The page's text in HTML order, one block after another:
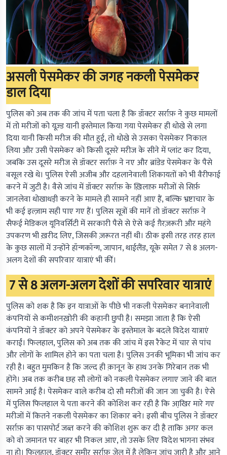
असली पेसमेकर की जगह नकली पेसमेकर
डाल दिया
पुलिस को अब तक की जांच में पता चला है कि डॉक्टर सर्राफ़ ने कुछ मामलों
में तो मरीजों को यूज़्ड यानी इस्तेमाल किया गया पेसमेकर ही धोखे से लगा
दिया यानी किसी मरीज की मौत हुई, तो धोखे से उसका पेसमेकर निकाल
लिया और उसी पेसमेकर को किसी दूसरे मरीज के सीने में प्लांट कर दिया,
जबकि उस दूसरे मरीज से डॉक्टर सर्राफ़ ने नए और ब्रांडेड पेसमेकर के पैसे
वसूल रखे थे। पुलिस ऐसी अजीब और दहलानेवाली शिकायतों को भी वैरीफाई
करने में जुटी है। वैसे जांच में डॉक्टर सर्राफ़ के ख़िलाफ़ मरीजों से सिर्फ़
जानलेवा धोखाधड़ी करने के मामले ही सामने नहीं आए हैं, बल्कि भ्रष्टाचार के
भी कई इल्ज़ाम सही पाए गए हैं। पुलिस सूत्रों की मानें तो डॉक्टर सर्राफ़ ने
सैफई मेडिकल यूनिवर्सिटी में सरकारी पैसे से ऐसे कई ग़ैरज़रूरी और महंगे
उपकरण भी ख़रीद लिए, जिसकी ज़रूरत नहीं थी। ठीक इसी तरह तरह हाल
के कुछ सालों में उन्होंने हॉन्गकॉन्ग, जापान, थाईलैंड, यूके समेत 7 से 8 अलग-
अलग देशों की सपरिवार यात्राएं भी कीं।
7 से 8 अलग-अलग देशों की सपरिवार यात्राएं
पुलिस को शक है कि इन यात्राओं के पीछे भी नकली पेसमेकर बनानेवाली
कंपनियों से कमीशनख़ोरी की कहानी छुपी है। समझा जाता है कि ऐसी
कंपनियों ने डॉक्टर को अपने पेसमेकर के इस्तेमाल के बदले विदेश यात्राएं
कराईं। फिलहाल, पुलिस को अब तक की जांच में इस रैकेट में चार से पांच
और लोगों के शामिल होने का पता चला है। पुलिस उनकी भूमिका भी जांच कर
रही है। बहुत मुमकिन है कि जल्द ही क़ानून के हाथ उनके गिरेबान तक भी
होंगे। अब तक करीब छह सौ लोगों को नकली पेसमेकर लगाए जाने की बात
सामने आई है। पेसमेकर वाले करीब दो सौ मरीजों की जान जा चुकी है। ऐसे
में पुलिस फिलहाल ये पता करने की कोशिश कर रही है कि आखि़र मारे गए
मरीजों में कितने नकली पेसमेकर का शिकार बने। इसी बीच पुलिस ने डॉक्टर
सर्राफ़ का पासपोर्ट जब्त करने की कोशिश शुरू कर दी है ताकि अगर कल
को वो जमानत पर बाहर भी निकल आए, तो उसके लिए विदेश भागना संभव